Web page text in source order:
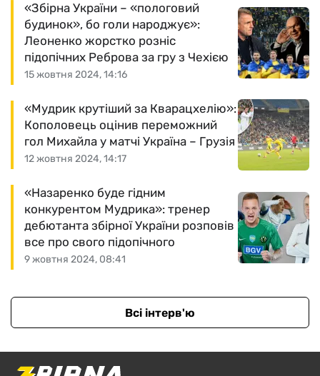
15 жовтня 2024, 14:16
«Збірна України – «пологовий
будинок», бо голи народжує»:
Леоненко жорстко розніс
підопічних Реброва за гру з Чехією
12 жовтня 2024, 14:17
«Мудрик крутіший за Кварацхелію»:
Кополовець оцінив переможний
гол Михайла у матчі Україна – Грузія
9 жовтня 2024, 08:41
«Назаренко буде гідним
конкурентом Мудрика»: тренер
дебютанта збірної України розповів
все про свого підопічного
Всі інтерв'ю